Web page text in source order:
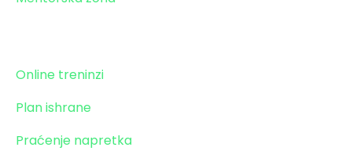
Online treninzi
Plan ishrane
Praćenje napretka